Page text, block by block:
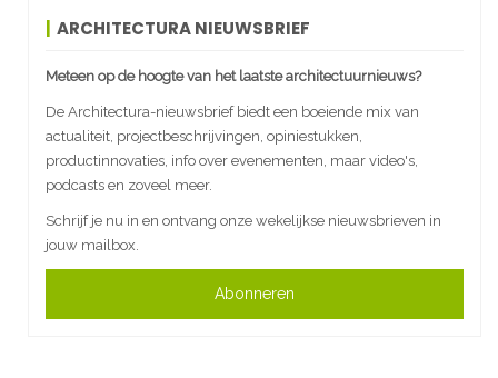
ARCHITECTURA NIEUWSBRIEF
Meteen op de hoogte van het laatste architectuurnieuws?
De Architectura-nieuwsbrief biedt een boeiende mix van
actualiteit, projectbeschrijvingen, opiniestukken,
productinnovaties, info over evenementen, maar video's,
podcasts en zoveel meer.
Schrijf je nu in en ontvang onze wekelijkse nieuwsbrieven in
jouw mailbox.
Abonneren